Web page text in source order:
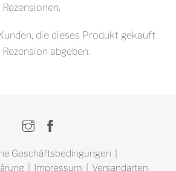
die dieses Produkt gekauft
abgeben.
Instagram
Geschäftsbedingungen
| Impressum Versandarten